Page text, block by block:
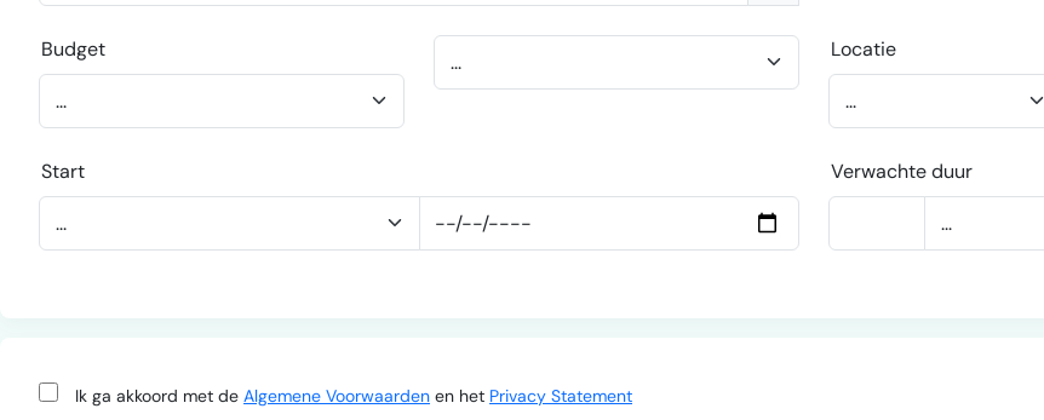
Budget Locatie
Start Verwachte duur
Ik ga akkoord met deAlgemene Voorwaarden en het Privacy Statement